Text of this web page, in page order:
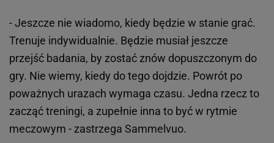
- Jeszcze nie wiadomo, kiedy będzie w stanie grać.
Trenuje indywidualnie. Będzie musiał jeszcze
przejść badania, by zostać znów dopuszczonym do
gry. Nie wiemy, kiedy do tego dojdzie. Powrót po
poważnych urazach wymaga czasu. Jedna rzecz to
zacząć treningi, a zupełnie inna to być w rytmie
meczowym - zastrzega Sammelvuo.